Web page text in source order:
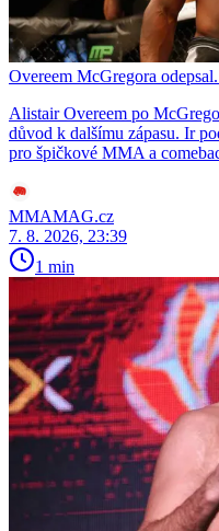
Overeem McGregora
Alistair Overeem po
důvod k dalšímu zápasu. Ir
pro špičkové MMA a
MMAMAG.cz
7. 8. 2026, 23:39
1 min